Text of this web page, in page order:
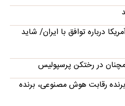
درباره توافق با ایران/ شاید
در رختکن پرسپولیس
رقابت هوش مصنوعی، برنده